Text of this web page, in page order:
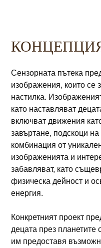
Сензорната пътека
изображения, които се
настилка.
като наставляват
включват движения
завъртане, подскоци
комбинация от
изображенията и
забавляват, като
физическа дейност и
енергия.
Конкретният проект
децата през планетите
им предоставя